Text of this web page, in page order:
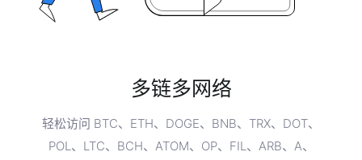
多链多网络
轻松访问 BTC、ETH、DOGE、BNB、TRX、DOT、
POL、LTC、BCH、ATOM、OP、FIL、ARB、A、